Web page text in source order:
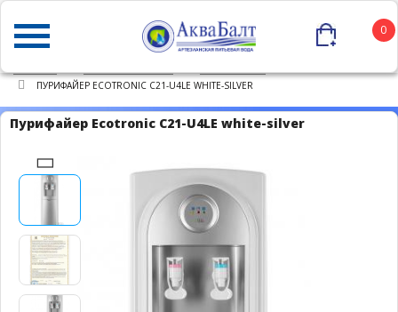
0
ПУРИФАЙЕР ECOTRONIC C21-U4LE WHITE-SILVER
Пурифайер Ecotronic C21-U4LE white-silver